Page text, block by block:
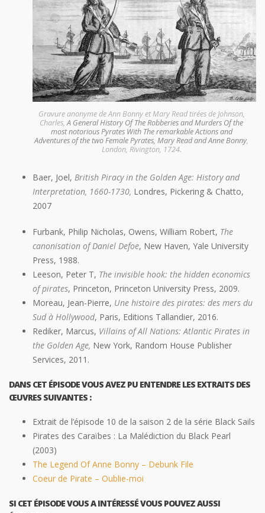
Gravure anonyme de Ann Bonny et Mary Read tirées de Johnson,
Charles,A General History Of The Robberies and Murders Of the
most notorious Pyrates With The remarkable Actions and
Adventures of the two Female Pyrates, Mary Read and Anne Bonny,
London, Rivington, 1724.
Baer, Joel, British Piracy in the Golden Age: History and
Interpretation, 1660-1730, Londres, Pickering & Chatto,
2007
Furbank, Philip Nicholas, Owens, William Robert, The
canonisation of Daniel Defoe, New Haven, Yale University
Press, 1988.
Leeson, Peter T, The invisible hook: the hidden economics
of pirates, Princeton, Princeton University Press, 2009.
Moreau, Jean-Pierre, Une histoire des pirates: des mers du
Sud à Hollywood, Paris, Editions Tallandier, 2016.
Rediker, Marcus, Villains of All Nations: Atlantic Pirates in
the Golden Age, New York, Random House Publisher
Services, 2011.
DANS CET ÉPISODE VOUS AVEZ PU ENTENDRE LES EXTRAITS DES
ŒUVRES SUIVANTES :
Extrait de l’épisode 10 de la saison 2 de la série Black Sails
Pirates des Caraïbes : La Malédiction du Black Pearl
(2003)
The Legend Of Anne Bonny – Debunk File
Coeur de Pirate – Oublie-moi
SI CET ÉPISODE VOUS A INTÉRESSÉ VOUS POUVEZ AUSSI